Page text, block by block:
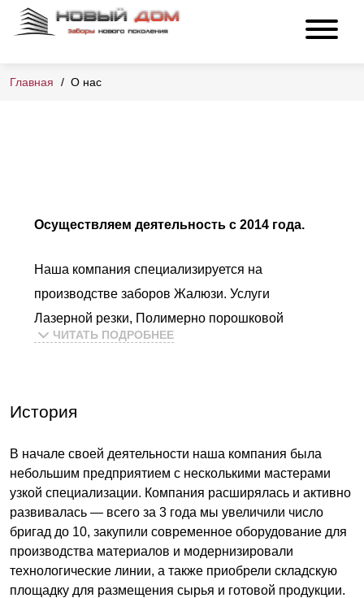
Главная О нас
Осуществляем деятельность с 2014 года.
Наша компания специализируется на
производстве заборов Жалюзи. Услуги
Лазерной резки, Полимерно порошковой
покраске, гибки металлов.
рынке заборов-конструкторов и используем
благодаря этому мы предлагаем клиентам
лучшие товары по оптимальным ценам.
Для изготовления продукции, на производстве
используется только качественное сырьё из
оцинкованной стали и с полимерным покрытием
ЧИТАТЬ ПОДРОБНЕЕ
История
В начале своей деятельности наша компания была
небольшим предприятием с несколькими мастерами
узкой специализации. Компания расширялась и активно
развивалась — всего за 3 года мы увеличили число
бригад до 10, закупили современное оборудование для
производства материалов и модернизировали
технологические линии, а также приобрели складскую
площадку для размещения сырья и готовой продукции.